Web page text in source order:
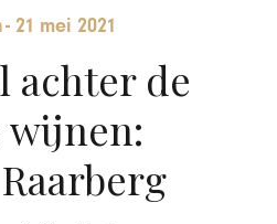
-21 mei 2021
achter de